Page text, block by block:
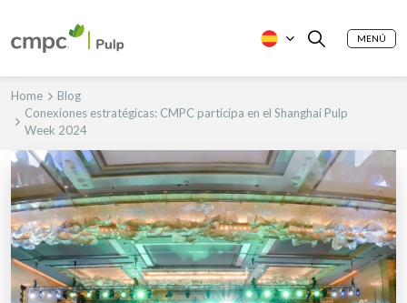
MENÚ
Home
Blog
Conexiones estratégicas: CMPC participa en el Shanghai Pulp
Week 2024